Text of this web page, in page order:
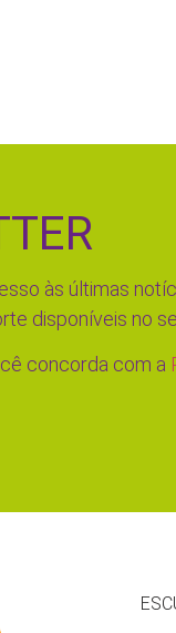
às últimas
disponíveis no
concorda com a